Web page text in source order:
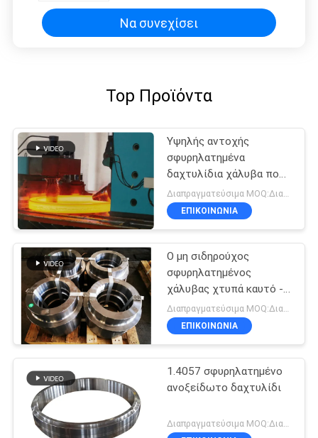
βιομηχανικών μηχανών υψηλής
αντοχής
Να συνεχίσει
Top Προϊόντα
Υψηλής αντοχής
σφυρηλατημένα
δαχτυλίδια χάλυβα που
αποσβήνουν +
μετριάζοντας θερμική
επεξεργασία
Διαπραγματεύσιμα MOQ:Διαπραγματεύσιμο
ΕΠΙΚΟΙΝΩΝΊΑ
Ο μη σιδηρούχος
σφυρηλατημένος
χάλυβας χτυπά καυτό -
κυλημένος για τα
τρόφιμα & το ποτό
Indutry
Διαπραγματεύσιμα MOQ:Διαπραγματεύσιμο
ΕΠΙΚΟΙΝΩΝΊΑ
1.4057 σφυρηλατημένο
ανοξείδωτο δαχτυλίδι
Διαπραγματεύσιμα MOQ:Διαπραγματεύσιμος